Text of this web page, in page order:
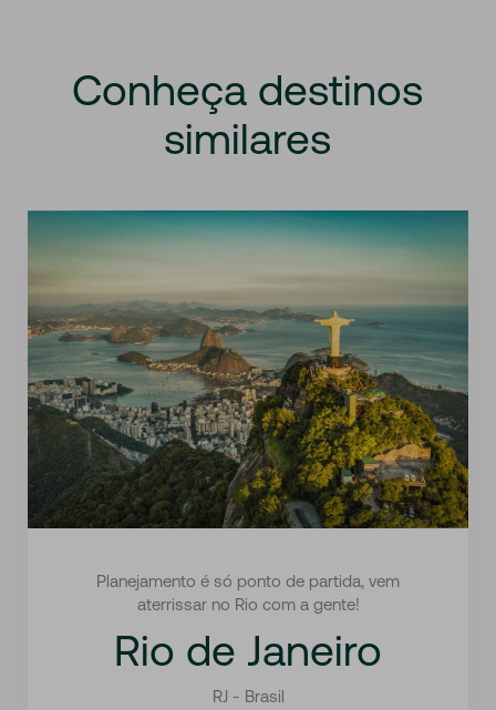
Conheça destinos
similares
Planejamento é só ponto de partida, vem
aterrissar no Rio com a gente!
Rio de Janeiro
RJ - Brasil